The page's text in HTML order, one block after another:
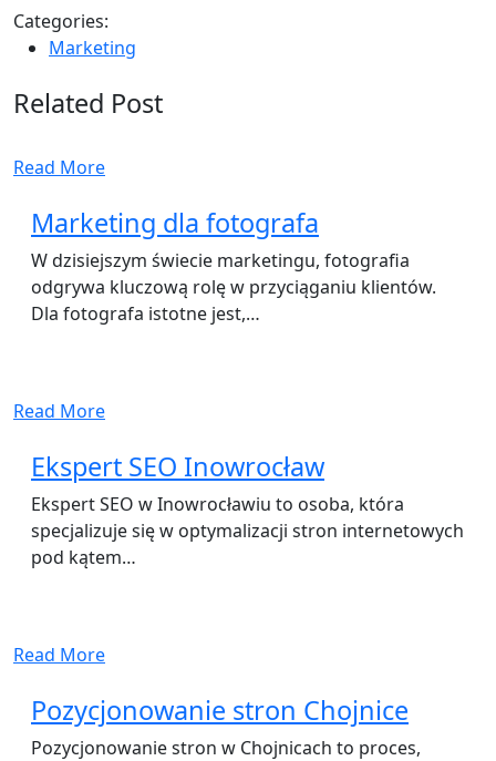
Categories:
Marketing
Related Post
Read More
Marketing dla fotografa
W dzisiejszym świecie marketingu, fotografia
odgrywa kluczową rolę w przyciąganiu klientów.
Dla fotografa istotne jest,…
Read More
Ekspert SEO Inowrocław
Ekspert SEO w Inowrocławiu to osoba, która
specjalizuje się w optymalizacji stron internetowych
pod kątem…
Read More
Pozycjonowanie stron Chojnice
Pozycjonowanie stron w Chojnicach to proces,